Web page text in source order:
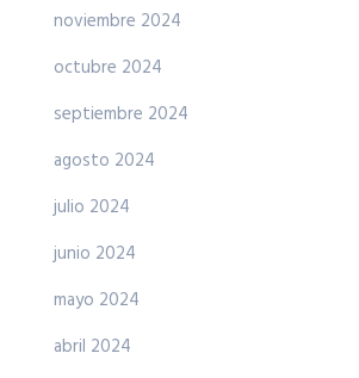
noviembre 2024
octubre 2024
septiembre 2024
agosto 2024
julio 2024
junio 2024
mayo 2024
abril 2024